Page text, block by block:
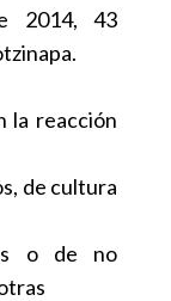
2014, 43
la reacción
de cultura
o de no